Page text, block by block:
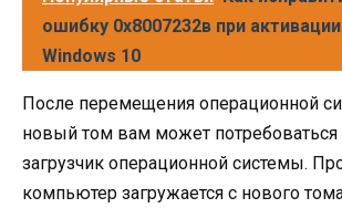
ошибку 0х8007232в при активации
Windows 10
После перемещения операционной
новый том вам может потребоваться
загрузчик операционной системы.
компьютер загружается с нового